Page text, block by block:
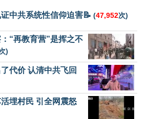
中共系统性信仰迫害📝 (47,952次)
“再教育营”是挥之不
)
代价 认清中共飞回
埋村民 引全网震怒